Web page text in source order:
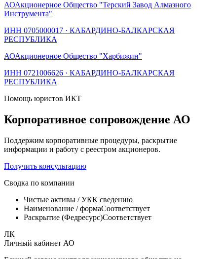
АОАкционерное Общество "Терский Завод Алмазного
Инструмента"
ИНН 0705000017 · КАБАРДИНО-БАЛКАРСКАЯ
РЕСПУБЛИКА
АОАкционерное Общество "Харбижин"
ИНН 0721006626 · КАБАРДИНО-БАЛКАРСКАЯ
РЕСПУБЛИКА
Помощь юристов ИКТ
Корпоративное сопровождение АО
Поддержим корпоративные процедуры, раскрытие
информации и работу с реестром акционеров.
Получить консультацию
Сводка по компании
Чистые активы / УКК сведению
Наименование / формаСоответствует
Раскрытие (Федресурс)Соответствует
ЛК
Личный кабинет АО